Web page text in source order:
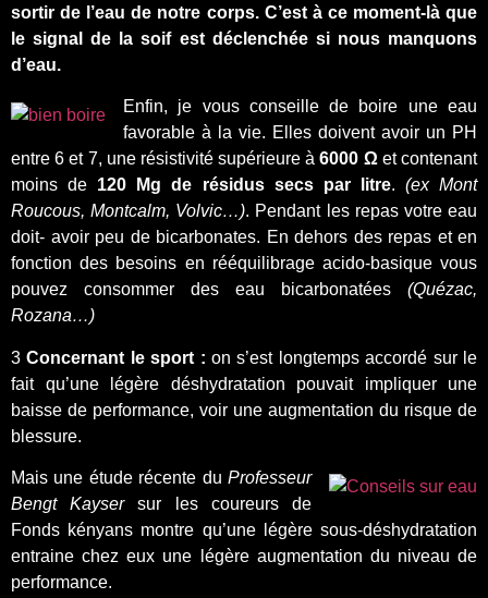
sortir de l’eau de notre corps. C’est à ce moment-là que
le signal de la soif est déclenchée si nous manquons
d’eau.
Enfin, je vous conseille de boire une eau
favorable à la vie. Elles doivent avoir un PH
entre 6 et 7, une résistivité supérieure à6000 Ωet contenant
moins de 120 Mg de résidus secs par litre. (ex Mont
Roucous, Montcalm, Volvic…). Pendant les repas votre eau
doit- avoir peu de bicarbonates. En dehors des repas et en
fonction des besoins en rééquilibrage acido-basique vous
pouvez consommer des eau bicarbonatées (Quézac,
Rozana…)
3Concernant le sport : on s’est longtemps accordé sur le
fait qu’une légère déshydratation pouvait impliquer une
baisse de performance, voir une augmentation du risque de
blessure.
Mais une étude récente du Professeur
Bengt Kaysersur les coureurs de
Fonds kényans montre qu’une légère sous-déshydratation
entraine chez eux une légère augmentation du niveau de
performance.